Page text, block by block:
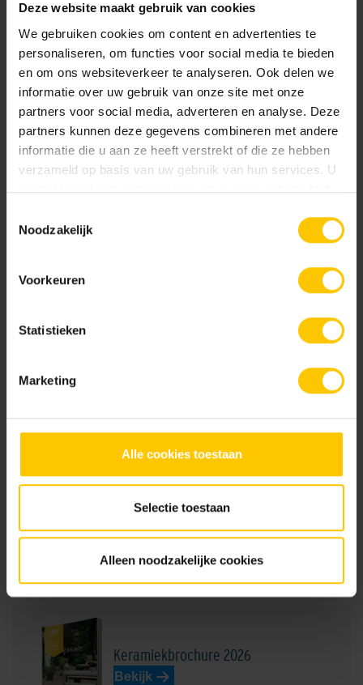
Deze website maakt gebruik van cookies
We gebruiken cookies om content en advertenties te
personaliseren, om functies voor social media te bieden
en om ons websiteverkeer te analyseren. Ook delen we
informatie over uw gebruik van onze site met onze
partners voor social media, adverteren en analyse. Deze
partners kunnen deze gegevens combineren met andere
informatie die u aan ze heeft verstrekt of die ze hebben
verzameld op basis van uw gebruik van hun services. U
gaat akkoord met onze cookies als u onze website blijft
Noodzakelijk
Voorkeuren
Statistieken
Marketing
Alle cookies toestaan
Selectie toestaan
Alleen noodzakelijke cookies
59.95 €
Maat
60 x 33 x 2 120 x 30 x 2
Kleur
Honey
Brochures
Keramiekbrochure 2026
Bekijk